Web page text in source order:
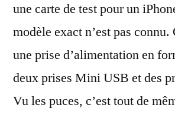
une carte de test pour un
modèle exact n’est pas
une prise d’alimentation en
deux prises Mini USB et des
Vu les puces, c’est tout de